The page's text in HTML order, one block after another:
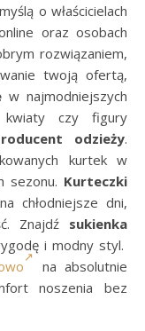
o właścicielach
oraz osobach
rozwiązaniem,
twoją ofertą,
w najmodniejszych
czy figury
odzieży.
kurtek w
sezonu. Kurteczki
chłodniejsze dni,
Znajdź sukienka
i modny styl.
na absolutnie
noszenia bez